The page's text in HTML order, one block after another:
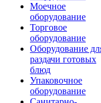
Моечное
оборудование
Торговое
оборудование
Оборудование
раздачи готовых
блюд
Упаковочное
оборудование